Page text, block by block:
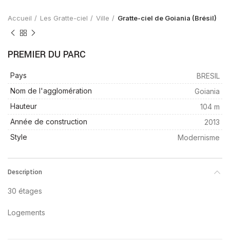
Accueil Les Gratte-ciel Ville Gratte-ciel de Goiania (Brésil)
PREMIER DU PARC
Pays
BRESIL
Nom de l'agglomération
Goiania
Hauteur
104 m
Année de construction
2013
Style
Modernisme
Description
30 étages
Logements